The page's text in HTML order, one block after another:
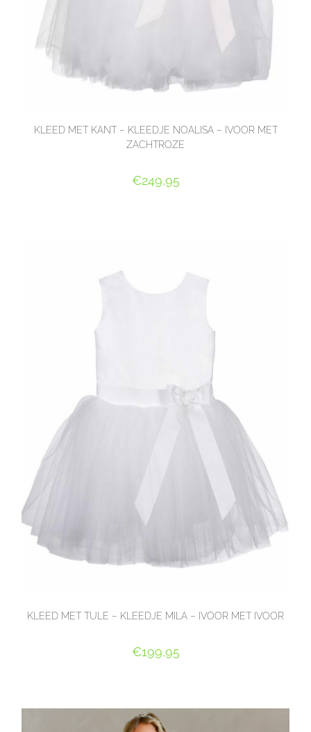
KLEED MET KANT – KLEEDJE NOALISA – IVOOR MET
ZACHTROZE
€249,95
KLEED MET TULE – KLEEDJE MILA – IVOOR MET IVOOR
€199,95